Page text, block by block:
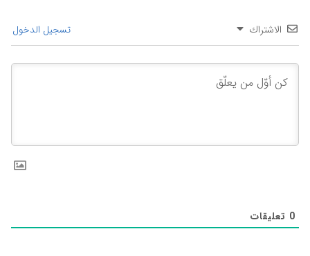
الاشتراك تسجيل الدخول
0 تعليقات